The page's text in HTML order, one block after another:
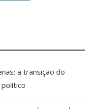
a transição do